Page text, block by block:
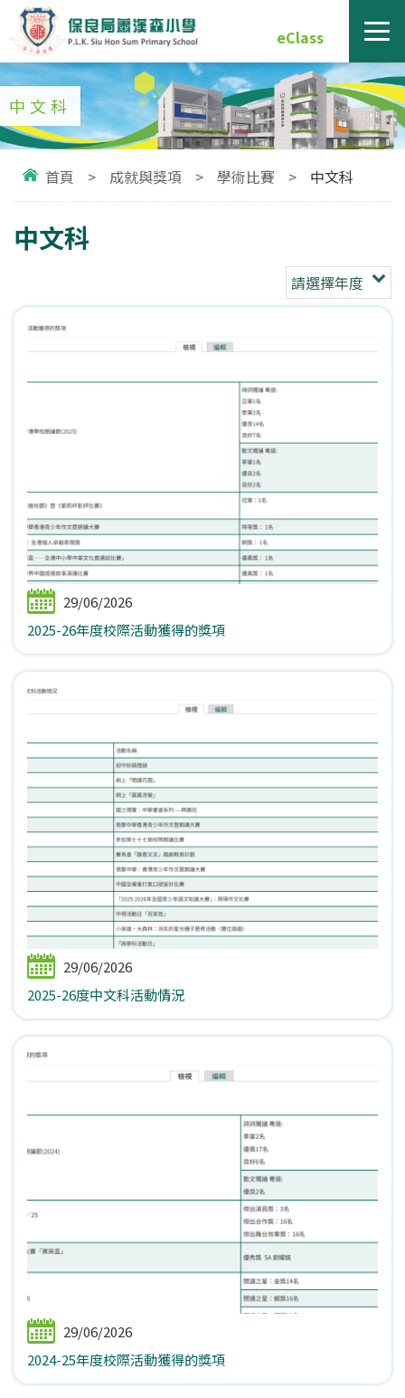
eClass
中文科
首頁 > 成就與獎項 > 學術比賽 > 中文科
中文科
請選擇年度
29/06/2026
2025-26年度校際活動獲得的獎項
29/06/2026
2025-26度中文科活動情況
29/06/2026
2024-25年度校際活動獲得的獎項